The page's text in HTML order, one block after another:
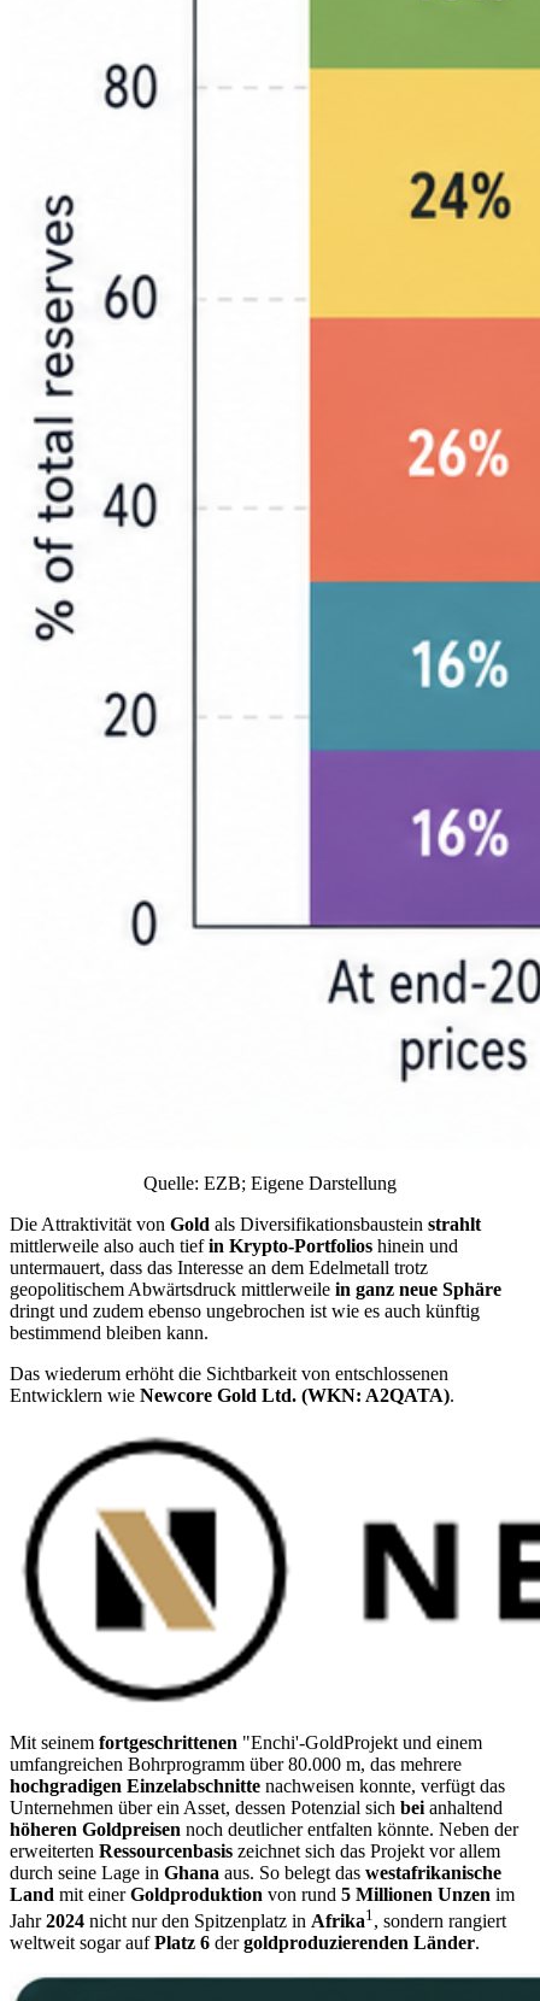
Quelle: EZB; Eigene Darstellung
Die Attraktivität von Gold als Diversifikationsbaustein strahlt
mittlerweile also auch tiefin Krypto-Portfolios hinein und
untermauert, dass das Interesse an dem Edelmetall trotz
geopolitischem Abwärtsdruck mittlerweile in ganz neue Sphäre
dringt und zudem ebenso ungebrochen ist wie es auch künftig
bestimmend bleiben kann.
Das wiederum erhöht die Sichtbarkeit von entschlossenen
Entwicklern wie Newcore Gold Ltd. (WKN: A2QATA).
Mit seinem fortgeschrittenen "Enchi'-GoldProjekt und einem
umfangreichen Bohrprogramm über 80.000 m, das mehrere
hochgradigen Einzelabschnitte nachweisen konnte, verfügt das
Unternehmen über ein Asset, dessen Potenzial sich bei anhaltend
höheren Goldpreisen noch deutlicher entfalten könnte. Neben der
erweiterten Ressourcenbasis zeichnet sich das Projekt vor allem
durch seine Lage in Ghana aus. So belegt das westafrikanische
Land mit einerGoldproduktion von rund 5 Millionen Unzen im
Jahr2024 nicht nur den Spitzenplatz in Afrika1 , sondern rangiert
weltweit sogar aufPlatz 6 dergoldproduzierenden Länder.